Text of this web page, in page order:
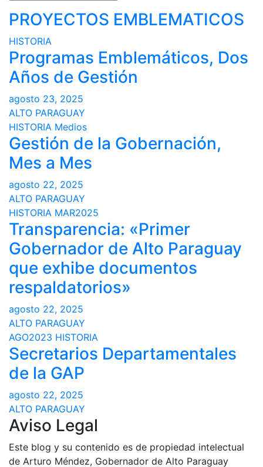
PROYECTOS EMBLEMATICOS
HISTORIA
Programas Emblemáticos, Dos
Años de Gestión
agosto 23, 2025
ALTO PARAGUAY
HISTORIA Medios
Gestión de la Gobernación,
Mes a Mes
agosto 22, 2025
ALTO PARAGUAY
HISTORIA MAR2025
Transparencia: «Primer
Gobernador de Alto Paraguay
que exhibe documentos
respaldatorios»
agosto 22, 2025
ALTO PARAGUAY
AGO2023 HISTORIA
Secretarios Departamentales
de la GAP
agosto 22, 2025
ALTO PARAGUAY
Aviso Legal
Este blog y su contenido es de propiedad intelectual
de Arturo Méndez, Gobernador de Alto Paraguay